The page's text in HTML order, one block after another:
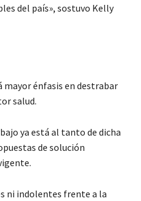
del país», sostuvo Kelly
mayor énfasis en destrabar
salud.
ya está al tanto de dicha
de solución
ni indolentes frente a la